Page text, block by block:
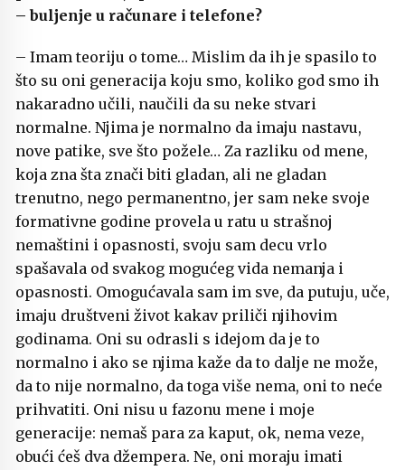
– buljenje u računare i telefone?
– Imam teoriju o tome… Mislim da ih je spasilo to
što su oni generacija koju smo, koliko god smo ih
nakaradno učili, naučili da su neke stvari
normalne. Njima je normalno da imaju nastavu,
nove patike, sve što požele… Za razliku od mene,
koja zna šta znači biti gladan, ali ne gladan
trenutno, nego permanentno, jer sam neke svoje
formativne godine provela u ratu u strašnoj
nemaštini i opasnosti, svoju sam decu vrlo
spašavala od svakog mogućeg vida nemanja i
opasnosti. Omogućavala sam im sve, da putuju, uče,
imaju društveni život kakav priliči njihovim
godinama. Oni su odrasli s idejom da je to
normalno i ako se njima kaže da to dalje ne može,
da to nije normalno, da toga više nema, oni to neće
prihvatiti. Oni nisu u fazonu mene i moje
generacije: nemaš para za kaput, ok, nema veze,
obući ćeš dva džempera. Ne, oni moraju imati